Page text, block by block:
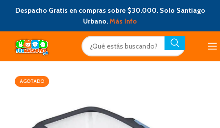
Despacho Gratis en compras sobre $30.000. Solo Santiago
Urbano.Más Info
AGOTADO